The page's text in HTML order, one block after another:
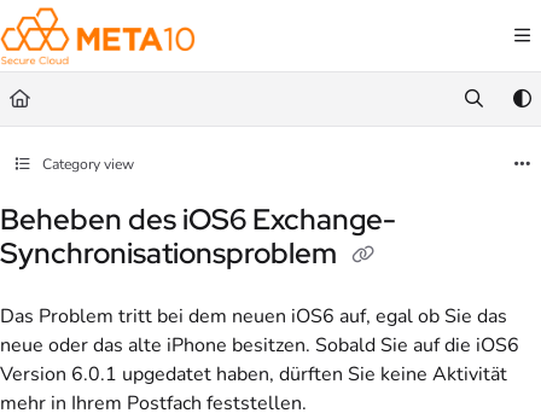
Documentation Index
Fetch the complete documentation index at:
Use this file to discover all available pages before exploring further.
Category view
Beheben des iOS6 Exchange-
Synchronisationsproblem
Das Problem tritt bei dem neuen iOS6 auf, egal ob Sie das
neue oder das alte iPhone besitzen. Sobald Sie auf die iOS6
Version 6.0.1 upgedatet haben, dürften Sie keine Aktivität
mehr in Ihrem Postfach feststellen.